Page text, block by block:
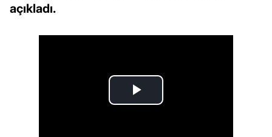
açıkladı.